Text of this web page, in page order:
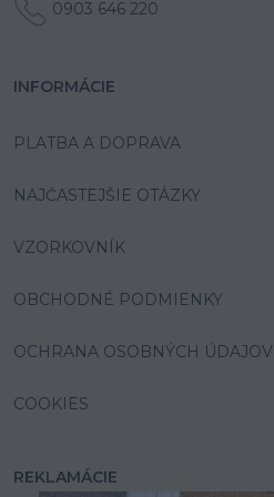
0903 646 220
INFORMÁCIE
PLATBA A DOPRAVA
NAJČASTEJŠIE OTÁZKY
VZORKOVNÍK
OBCHODNÉ PODMIENKY
OCHRANA OSOBNÝCH ÚDAJOV
COOKIES
REKLAMÁCIE